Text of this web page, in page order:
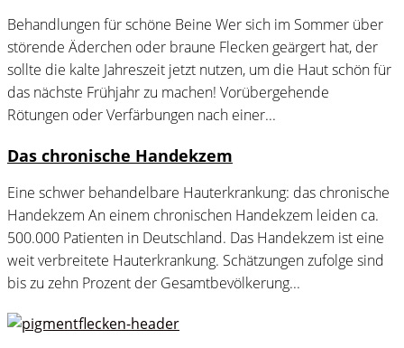
Behandlungen für schöne Beine Wer sich im Sommer über
störende Äderchen oder braune Flecken geärgert hat, der
sollte die kalte Jahreszeit jetzt nutzen, um die Haut schön für
das nächste Frühjahr zu machen! Vorübergehende
Rötungen oder Verfärbungen nach einer...
Das chronische Handekzem
Eine schwer behandelbare Hauterkrankung: das chronische
Handekzem An einem chronischen Handekzem leiden ca.
500.000 Patienten in Deutschland. Das Handekzem ist eine
weit verbreitete Hauterkrankung. Schätzungen zufolge sind
bis zu zehn Prozent der Gesamtbevölkerung...